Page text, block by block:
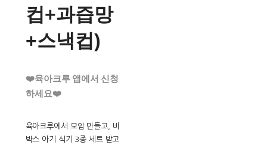
컵+과즙망
+스낵컵)
❤️육아크루 앱에서 신청
하세요❤️
육아크루에서 모임 만들고, 비
박스 아기 식기 3종 세트 받고